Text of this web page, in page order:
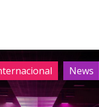
News